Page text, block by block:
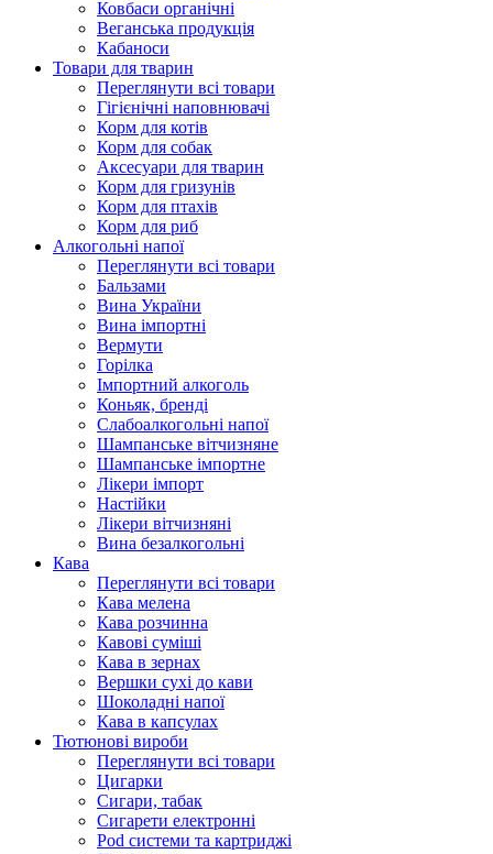
Ковбаси органічні
Веганська продукція
Кабаноси
Товари для тварин
Переглянути всі товари
Гігієнічні наповнювачі
Корм для котів
Корм для собак
Аксесуари для тварин
Корм для гризунів
Корм для птахів
Корм для риб
Алкогольні напої
Переглянути всі товари
Бальзами
Вина України
Вина імпортні
Вермути
Горілка
Імпортний алкоголь
Коньяк, бренді
Слабоалкогольні напої
Шампанське вітчизняне
Шампанське імпортне
Лікери імпорт
Настійки
Лікери вітчизняні
Вина безалкогольні
Кава
Переглянути всі товари
Кава мелена
Кава розчинна
Кавові суміші
Кава в зернах
Вершки сухі до кави
Шоколадні напої
Кава в капсулах
Тютюнові вироби
Переглянути всі товари
Цигарки
Сигари, табак
Сигарети електронні
Pod системи та картриджі